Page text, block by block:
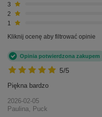
3
2
1
Kliknij ocenę aby filtrować opinie
5/5
Opinia potwierdzona zakupem
Piękna bardzo
2026-02-05
Paulina, Puck